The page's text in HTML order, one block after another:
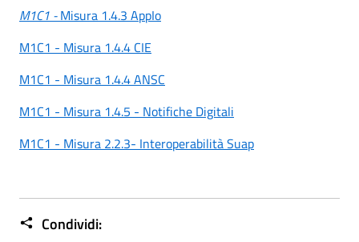
M1C1 -Misura 1.4.3 AppIo
M1C1 - Misura 1.4.4 CIE
M1C1 - Misura 1.4.4 ANSC
M1C1 - Misura 1.4.5 - Notifiche Digitali
M1C1 - Misura 2.2.3- Interoperabilità Suap
Condividi: